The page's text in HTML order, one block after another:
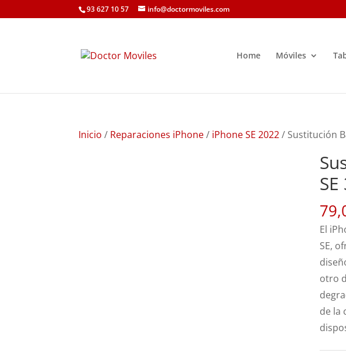
93 627 10 57 info@doctormoviles.com
Home Móviles
Inicio / Reparaciones iPhone/ iPhone SE 2022/ Sustitución
El
SE,
otro
de la